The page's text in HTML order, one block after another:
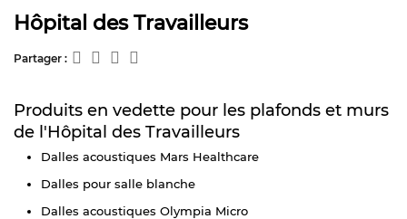
Hôpital des Travailleurs
Partager :
Produits en vedette pour les plafonds et murs
de l'Hôpital des Travailleurs
Dalles acoustiques Mars Healthcare
Dalles pour salle blanche
Dalles acoustiques Olympia Micro